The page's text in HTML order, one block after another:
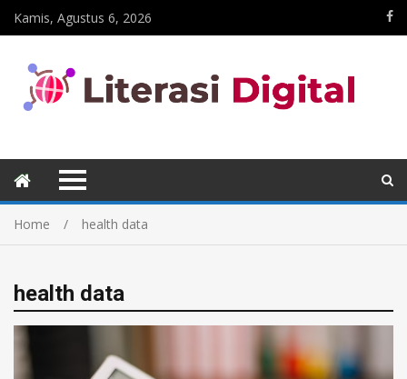
Kamis, Agustus 6, 2026
Home health data
health data